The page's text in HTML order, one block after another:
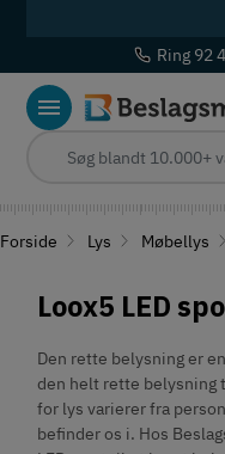
Ring 92
Forside Lys Møbellys
Loox5 LED
Den rette belysning er
den helt rette
for lys varierer fra
befinder os i. Hos